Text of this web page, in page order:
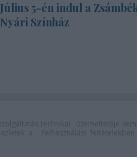
Július 5-én indul a
Nyári Színház